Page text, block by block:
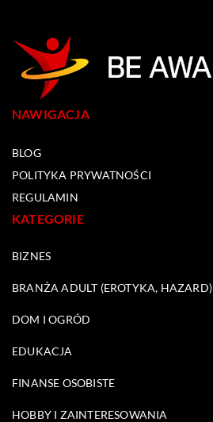
NAWIGACJA
BLOG
POLITYKA PRYWATNOŚCI
REGULAMIN
KATEGORIE
BIZNES
BRANŻA ADULT (EROTYKA, HAZARD)
DOM I OGRÓD
EDUKACJA
FINANSE OSOBISTE
HOBBY I ZAINTERESOWANIA